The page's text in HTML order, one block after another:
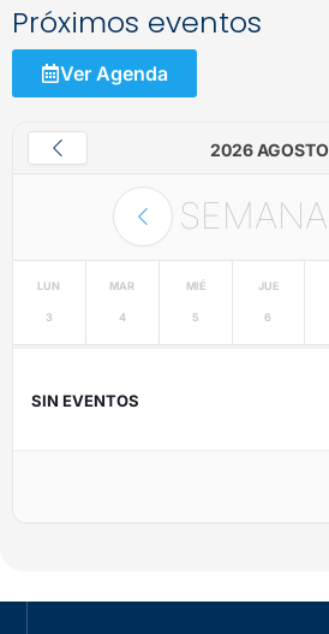
Próximos eventos
Ver Agenda
2026 AGOSTO
SEMANA
LUN
3
MAR
4
MIÉ
5
JUE
6
SIN EVENTOS